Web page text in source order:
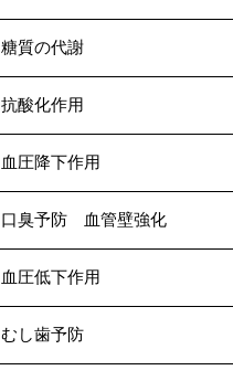
糖質の代謝
抗酸化作用
血圧降下作用
口臭予防 血管壁強化
血圧低下作用
むし歯予防